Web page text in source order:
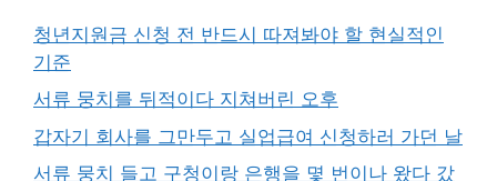
청년지원금 신청 전 반드시 따져봐야 할 현실적인
기준
서류 뭉치를 뒤적이다 지쳐버린 오후
갑자기 회사를 그만두고 실업급여 신청하러 가던 날
서류 뭉치 들고 구청이랑 은행을 몇 번이나 왔다 갔